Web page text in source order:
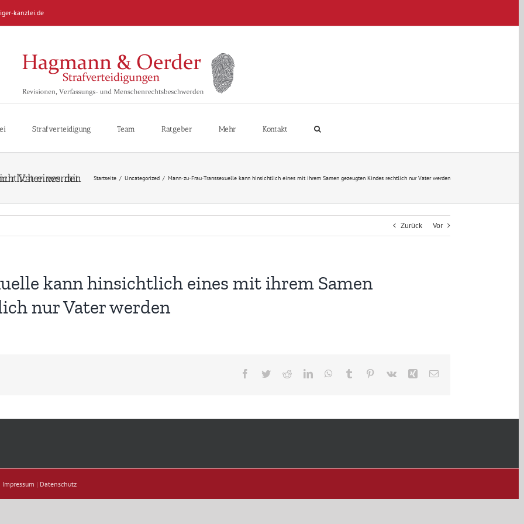
kanzlei.de
Strafverteidigung Team Ratgeber Mehr Kontakt
rechtlich nur Vater werden Startseite / Uncategorized / Mann-zu-Frau-Transsexuelle kann hinsichtlich eines mit ihrem Samen gezeugten Kindes rechtlich nur Vater werden
Zurück Vor
kann hinsichtlich eines mit ihrem Samen
nur Vater werden
Facebook
TwitterRedditLinkedInWhatsApp
Tumblr Pinterest
Vk Xing E-
Impressum | Datenschutz